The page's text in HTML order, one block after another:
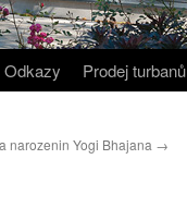
Odkazy Prodej turbanů
narozenin Yogi Bhajana →